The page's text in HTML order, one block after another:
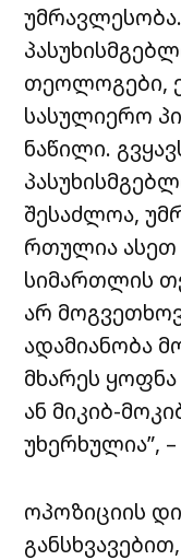
უმრავლესობა.
თეოლოგები,
სასულიერო
ნაწილი.
შესაძლოა,
რთულია
სიმართლის
არ
ადამიანობა
მხარეს
ან მიკიბ-
უხერხულია”,
ოპოზიციის